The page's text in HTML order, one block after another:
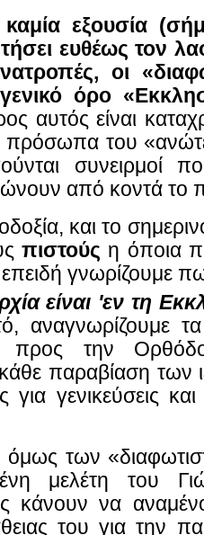
εξουσία
ευθέως τον
οι
όρο
αυτός είναι
πρόσωπα του
από κοντά το
και το
πιστούς η όποια
γνωρίζουμε
είναι 'εν τη
αναγνωρίζουμε
προς την
κάθε παραβίαση
για γενικεύσεις
όμως των
μελέτη του
κάνουν να
του για την